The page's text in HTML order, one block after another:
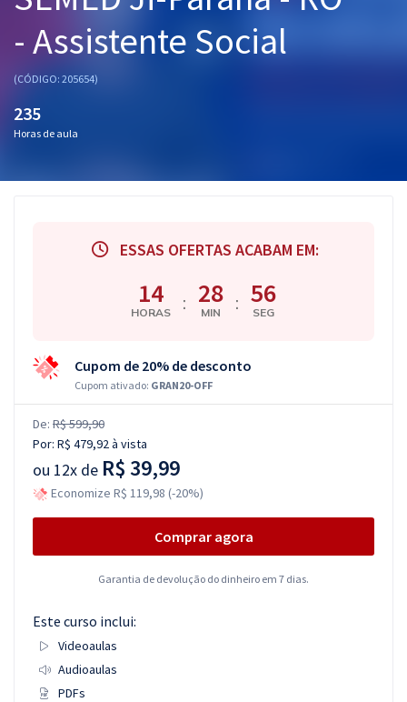
Graduação
Mentorias
- Assistente Social
(CÓDIGO: 205654)
235
Horas de aula
ESSAS OFERTAS ACABAM EM:
14
HORAS : 28
MIN : 55
SEG
Cupom de 20% de desconto
Cupom ativado: GRAN20-OFF
De: R$ 599,90
Por: R$ 479,92à vista
ou 12x de R$ 39,99
Economize R$ 119,98 (-20%)
Comprar agora
Garantia de devolução do dinheiro em 7 dias.
Este curso inclui:
Videoaulas
Audioaulas
PDFs